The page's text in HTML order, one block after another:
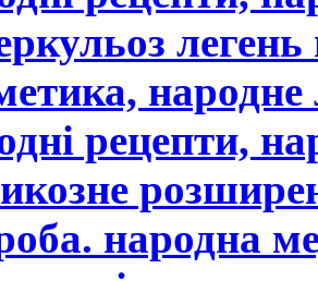
народне
рецепти,
народна